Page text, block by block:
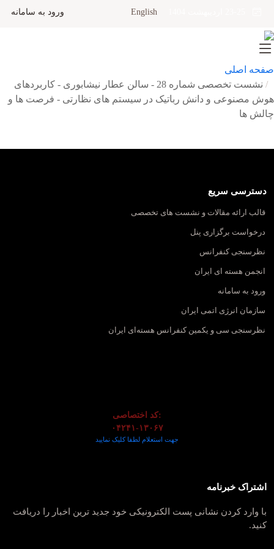
English ورود به سامانه
صفحه اصلی
نشست تخصصی شماره 28 - سالن عطار نیشابوری - کاربردهای
هوش مصنوعی و دانش رباتیک در سیستم های نظارتی - فرصت ها و
چالش ها
دسترسی سریع
قالب ارائه مقالات و نشست های تخصصی
درخواست برگزاری پنل
نظرسنجی کنفرانس
انجمن هسته ای ایران
ورود به سامانه
سازمان انرژی اتمی ایران
نظرسنجی سی و یکمین کنفرانس هسته‌ای ایران
کد اختصاصی:
۰۴۲۴۱-۱۳۰۶۷
جهت استعلام لطفا کلیک نمایید
اشتراک خبرنامه
با وارد کردن نشانی پست الکترونیکی خود جدید ترین اخبار را دریافت
کنید.